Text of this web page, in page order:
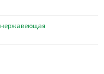
нержавеющая